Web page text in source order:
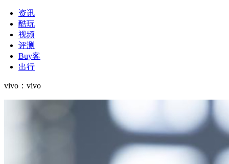
资讯
酷玩
视频
评测
Buy客
出行
vivo ： vivo